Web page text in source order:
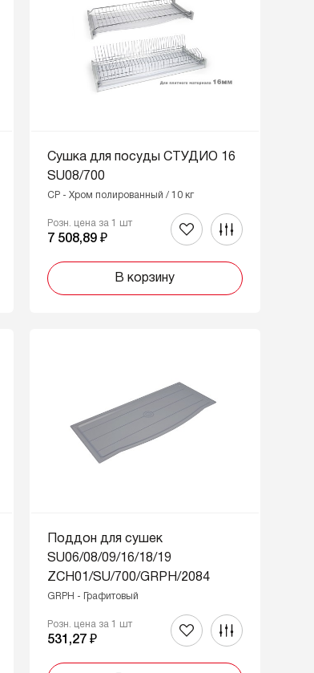
Сушка для посуды СТУДИО 16
SU08/700
CP - Хром полированный / 10 кг
Розн. цена за 1 шт
7 508,89 ₽
В корзину
Поддон для сушек
SU06/08/09/16/18/19
ZCH01/SU/700/GRPH/2084
GRPH - Графитовый
Розн. цена за 1 шт
531,27 ₽